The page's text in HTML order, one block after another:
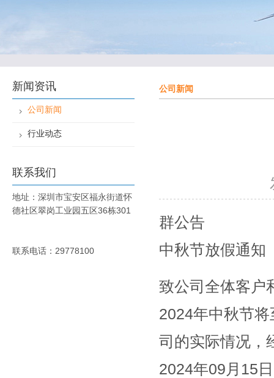
新闻资讯
公司新闻
行业动态
联系我们
地址：深圳市宝安区福永街道怀
德社区翠岗工业园五区36栋301
联系电话：29778100
公司新闻
群公告
中秋节放假通知
致公司全体客户
2024年中秋节
司的实际情况，
2024年09月15